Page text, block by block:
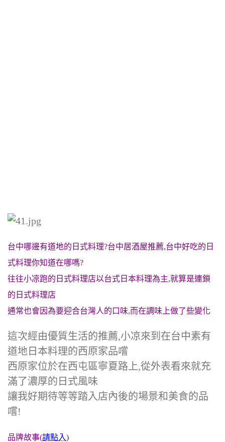
台中哪邊有道地的日式料理?台中居酒屋推薦,台中好吃的日
式料理你知道在哪嗎?
往往小凉跑的日式料理店以台式日本料理為主,就算是連鎖
的日式料理店
通常也會因為要迎合台灣人的口味,而在調味上做了些變化
這次經由優質生活的推薦,小凉來到在台中素有
道地日本料理的西原家品嚐
西原家位於在西屯區寧夏路上,從外表看來就充
滿了濃厚的日式風味
讓我好期待等等踏入店內後的場景和美食的品
嚐!
品牌故事(請點入)